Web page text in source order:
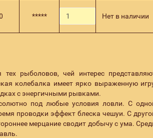
***** Нет в наличии
рыболовов, чей интерес
колебалка имеет ярко выраженную
с энергичными рывками.
под любые условия ловли. С
проводки эффект блеска чешуи. С
мерцание сводит добычу с ума.